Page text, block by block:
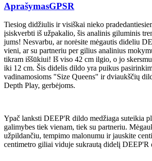
AprašymasGPSR
Tiesiog didžiulis ir visiškai nieko
įsiskverbti iš užpakalio, šis analinis giluminis
jums! Nesvarbu, ar norėsite mėgautis dideliu
vieni, ar su partneriu per gilius analinius
tikram iššūkiui! Iš viso 42 cm ilgio, o jo
iki 12 cm. Šis didelis dildo yra puikus
vadinamosioms "Size Queens" ir dviaukščių
Depth Play, gerbėjoms.
Ypač lanksti DEEP'R dildo medžiaga suteikia
galimybes tiek vienam, tiek su partneriu.
užpildančiu, tempimo malonumu ir jauskite
centimetro giliai viduje sukrautą didelį DEEP'R